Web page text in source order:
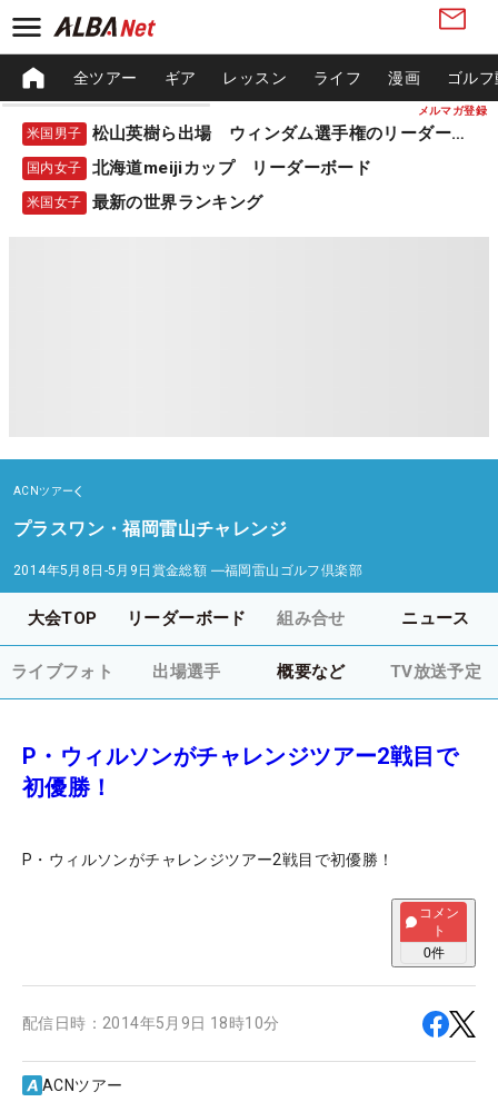
メルマガ登録
全ツアー ギア レッスン ライフ 漫画 ゴル
米国男子 松山英樹ら出場 ウィンダム選手権のリーダーボード
国内女子 北海道meijiカップ リーダーボード
米国女子 最新の世界ランキング
ACNツアー
プラスワン・福岡雷山チャレンジ
2014年5月8日-5月9日 賞金総額 ―福岡雷山ゴルフ倶楽部
大会TOP リーダーボード 組み合せ ニュース
ライブフォト 出場選手 概要など TV放送予定
P・ウィルソンがチャレンジツアー2戦目で
初優勝！
P・ウィルソンがチャレンジツアー2戦目で初優勝！
コメン
ト
0件
配信日時： 2014年5月9日 18時10分
ACNツアー